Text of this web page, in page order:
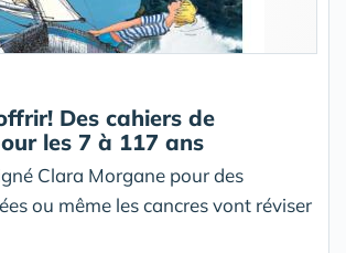
Des cahiers de
les 7 à 117 ans
Clara Morgane pour des
ou même les cancres vont réviser